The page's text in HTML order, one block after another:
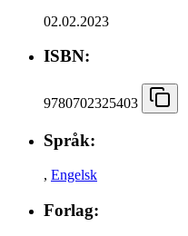
02.02.2023
ISBN:
9780702325403
Språk:
, Engelsk
Forlag: